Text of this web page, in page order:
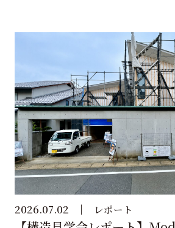
2026.07.02 レポート